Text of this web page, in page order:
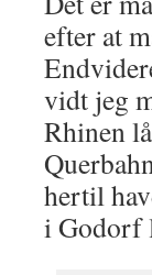
efter at
vidt jeg
Rhinen
hertil
i Godorf